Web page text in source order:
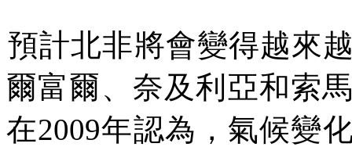
預計北非將會變得越來
爾富爾 、 奈及利亞和索
在2009年認為，氣候變